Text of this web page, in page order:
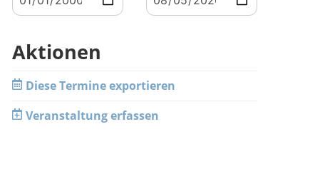
Aktionen
Diese Termine exportieren
Veranstaltung erfassen